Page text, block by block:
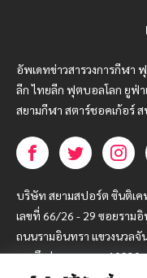
อัพเดทข่าวสารวงการกีฬา
ลีก ไทยลีก ฟุตบอลโลก ยูฟ่
สยามกีฬา สตาร์ชอคเก้อร์
บริษัท สยามสปอร์ต ซินติเค
เลขที่ 66/26 - 29 ซอยราม
ถนนรามอินทรา แขวงนวลจั
เขตบึงกุ่ม กรุงเทพฯ 10230